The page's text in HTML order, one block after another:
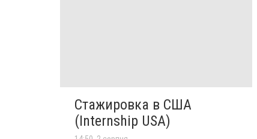
Стажировка в США
(Internship USA)